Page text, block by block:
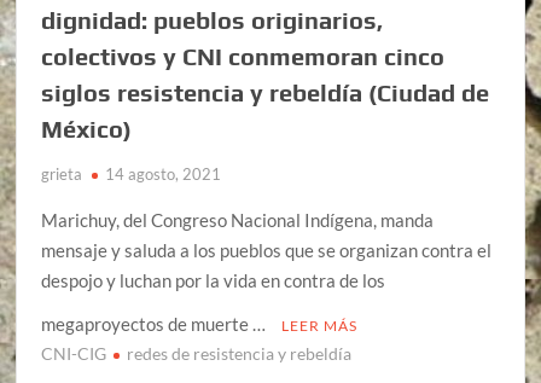
dignidad: pueblos originarios,
colectivos y CNI conmemoran cinco
siglos resistencia y rebeldía (Ciudad de
México)
grieta 14 agosto, 2021
Marichuy, del Congreso Nacional Indígena, manda
mensaje y saluda a los pueblos que se organizan contra el
despojo y luchan por la vida en contra de los
megaproyectos de muerte …
LEER MÁS
CNI-CIG redes de resistencia y rebeldía